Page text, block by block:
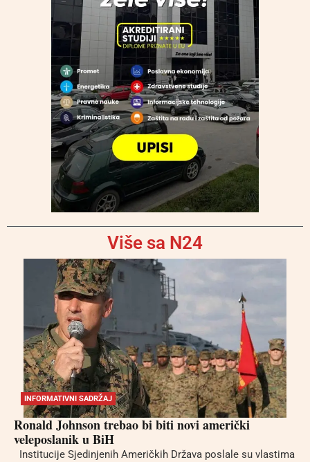
Više sa N24
INFORMATIVNI SADRŽAJ
Ronald Johnson trebao bi biti novi američki
veleposlanik u BiH
Institucije Sjedinjenih Američkih Država poslale su vlastima